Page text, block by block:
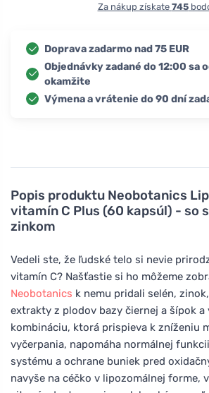
Popis produktu Neobotanics
vitamín C Plus (60 kapsúl) - so
zinkom
Vedeli ste, že ľudské telo si nevie
vitamín C? Našťastie si ho môžeme
Neobotanics k nemu pridali selén,
extrakty z plodov bazy čiernej a šípok
kombináciu, ktorá prispieva k zníženiu
vyčerpania, napomáha normálnej
systému a ochrane buniek pred
navyše na céčko v lipozomálnej forme,
Za nákup získate 745
Doprava zadarmo nad 75 EUR
Objednávky zadané do 12:00 sa
okamžite
Výmena a vrátenie do 90 dní